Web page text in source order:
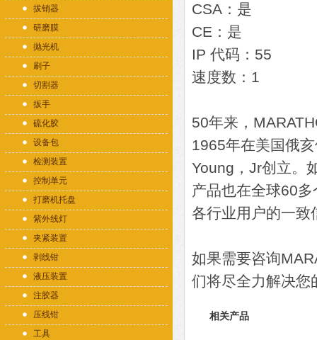
拔销器
研磨膜
抛光机
刷子
切割器
扳手
硫化胶
设备包
检测装置
控制单元
打磨机托盘
紫外线灯
夹紧装置
剥线钳
液压装置
注胶器
压线钳
工具
CSA：是
CE：是
IP 代码：55
速度数：1
50年来，
1965年在美国俄
Young，Jr创立。
产品也在全球60
各行业用户的一致
如果需要咨询
们将尽全力解决您
相关产品